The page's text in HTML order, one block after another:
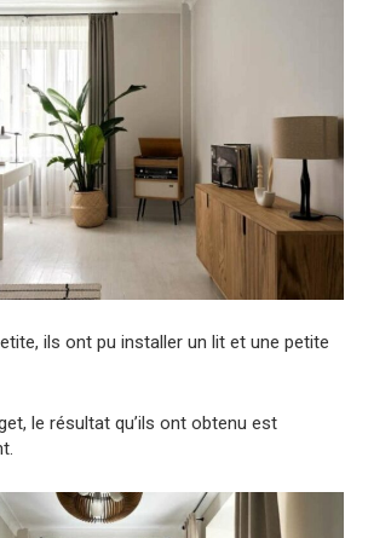
ils ont pu installer un lit et une petite
le résultat qu’ils ont obtenu est